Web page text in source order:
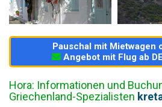
Pauschal mit Mietwagen
Angebot mit Flug ab
Hora: Informationen und
Griechenland-Spezialisten